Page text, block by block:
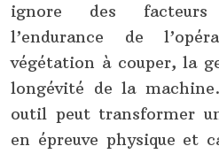
ignore des facteurs
l’endurance de
végétation à couper, la
longévité de la
outil peut transformer
en épreuve physique et